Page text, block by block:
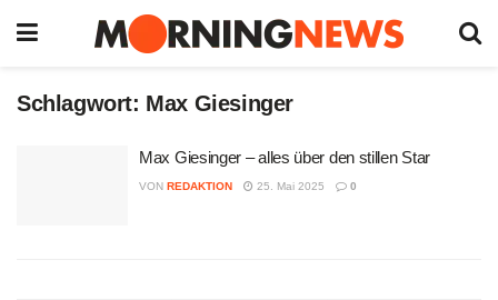
Schlagwort: Max Giesinger
Max Giesinger – alles über den stillen Star
VON REDAKTION 25. Mai 2025 0